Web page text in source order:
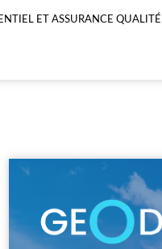
ET ASSURANCE QUALITÉ
Image